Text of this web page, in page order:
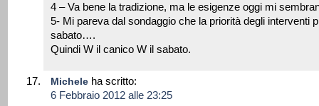
4 – Va bene la tradizione, ma le esigenze oggi mi
5- Mi pareva dal sondaggio che la priorità degli interventi
sabato….
Quindi W il canico W il sabato.
Michele ha scritto:
6 Febbraio 2012 alle 23:25